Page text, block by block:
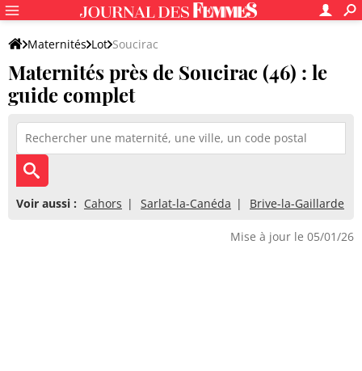
Maternités Lot Soucirac
Maternités près de Soucirac (46) : le
guide complet
Voir aussi : Cahors Sarlat-la-Canéda Brive-la-Gaillarde
Mise à jour le 05/01/26